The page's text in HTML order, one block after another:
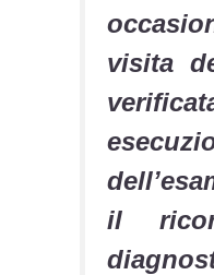
visita
il